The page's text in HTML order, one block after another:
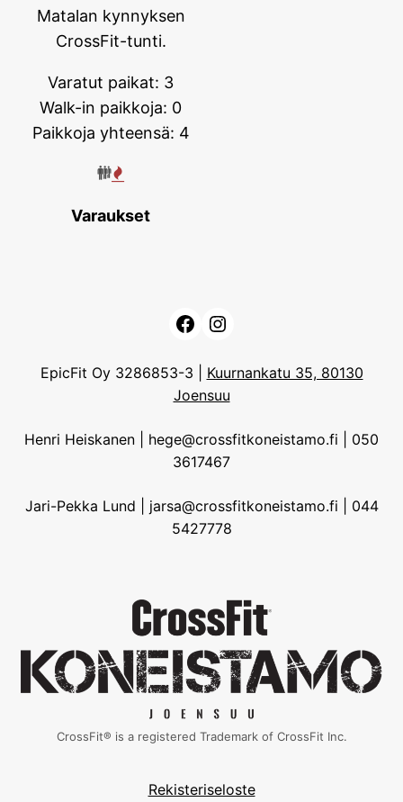
Matalan kynnyksen
CrossFit-tunti.
Varatut paikat: 3
Walk-in paikkoja: 0
Paikkoja yhteensä: 4
Varaukset
Facebook
Instagram
EpicFit Oy 3286853-3 | Kuurnankatu 35, 80130
Joensuu
Henri Heiskanen | hege@crossfitkoneistamo.fi | 050
3617467
Jari-Pekka Lund | jarsa@crossfitkoneistamo.fi | 044
5427778
CrossFit® is a registered Trademark of CrossFit Inc.
Rekisteriseloste